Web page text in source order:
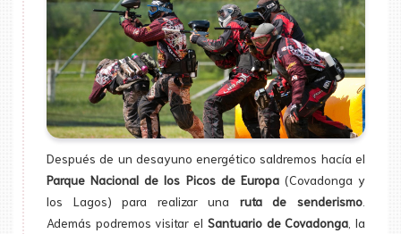
Después de un desayuno energético saldremos hacía el
Parque Nacional de los Picos de Europa(Covadonga y
los Lagos) para realizar una ruta de senderismo
Además podremos visitar el Santuario de Covadonga , la